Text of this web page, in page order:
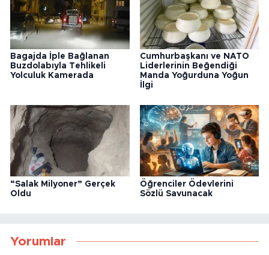
Bagajda İple Bağlanan
Buzdolabıyla Tehlikeli
Yolculuk Kamerada
Cumhurbaşkanı ve NATO
Liderlerinin Beğendiği
Manda Yoğurduna Yoğun
İlgi
“Salak Milyoner” Gerçek
Oldu
Öğrenciler Ödevlerini
Sözlü Savunacak
Yorumlar